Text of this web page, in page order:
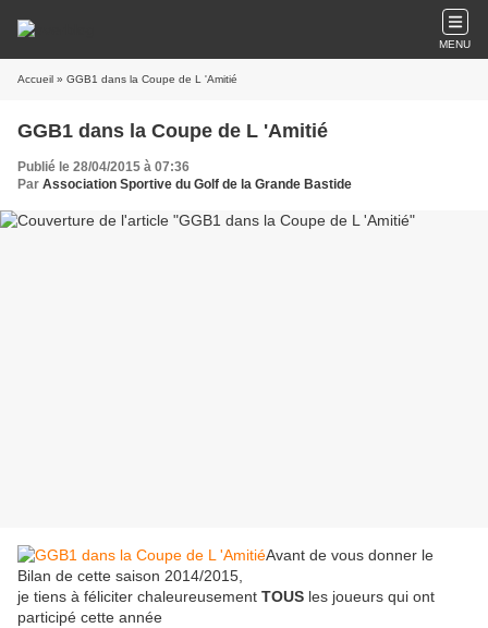
MENU
Accueil » GGB1 dans la Coupe de L 'Amitié
GGB1 dans la Coupe de L 'Amitié
Publié le 28/04/2015 à 07:36
Par Association Sportive du Golf de la Grande Bastide
Avant de vous donner le
Bilan de cette saison 2014/2015,
je tiens à féliciter chaleureusement TOUS les joueurs qui ont
participé cette année